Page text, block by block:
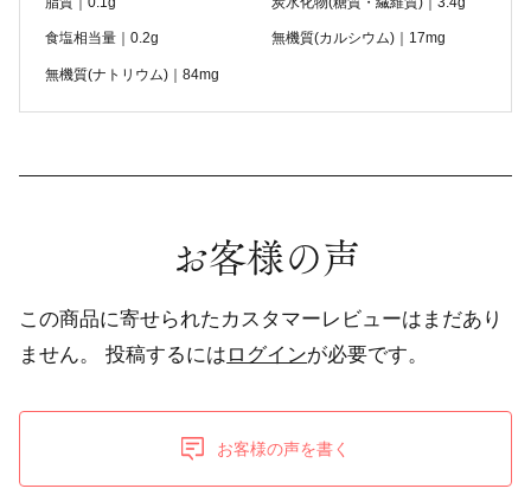
食塩相当量｜0.2g 無機質(カルシウム)｜17mg
無機質(ナトリウム)｜84mg
お客様の声
この商品に寄せられたカスタマーレビューはまだあり
ません。
投稿するには ログインが必要です。
お客様の声を書く